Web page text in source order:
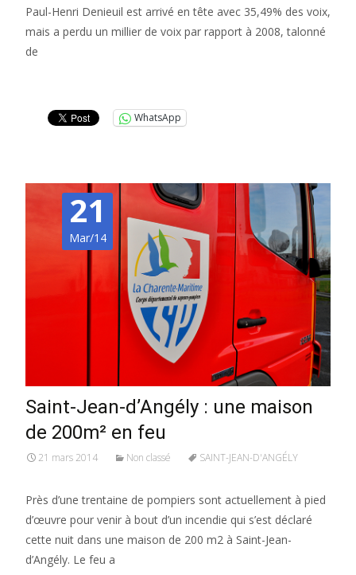
Paul-Henri Denieuil est arrivé en tête avec 35,49% des voix,
mais a perdu un millier de voix par rapport à 2008, talonné
de
WhatsApp
21
Mar/14
Saint-Jean-d’Angély : une maison
de 200m² en feu
21 mars 2014 Non classé SAINT-JEAN-D'ANGÉLY
Près d’une trentaine de pompiers sont actuellement à pied
d’œuvre pour venir à bout d’un incendie qui s’est déclaré
cette nuit dans une maison de 200 m2 à Saint-Jean-
d’Angély. Le feu a